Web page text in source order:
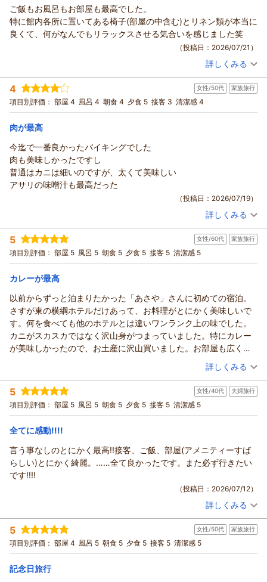
ありがとうございました。
（返信日：2026/07/22）
鬼怒川温泉 あさやからの返信
とも様
この度はご来館賜りまして、誠にありがとうございます。
ご滞在中はご快適にお過ごしいただけましたようで、何よりで
当館の空中庭園露天風呂は、鬼怒川温泉で最も高い場所にある
お風呂でございます。
初夏には新緑、秋には紅葉等、四季折々の景色もお楽しみいた
これからもより一層のサービス向上に努めて参ります。
とも様のまたのご来館を心よりお待ちしております。
ありがとうございました。
ご飯もお風呂もお部屋も最高でした。
特に館内各所に置いてある椅子(部屋の中含む)とリネン類が本当に
良くて、何がなんでもリラックスさせる気合いを感じました笑
（投稿日：2026/07/21）
投稿者： ねむり姫さん(女性/30代)
宿泊プラン： 【当館おすすめ】和・洋・中100種の豪華バイキング♪
和室
朝・夕
宿泊価格帯： 28,001～29,000円(大人一人あたり/税込)
ねむり姫様
この度はご来館賜りまして、誠にありがとうございます。
ご滞在中はご快適にお過ごしいただけましたようで、何よりで
何かございましたら、お気兼ねなくお申しつけいただければ幸
いに存じます。
これからもより良い宿作りのため、日々努力して参ります。
ねむり姫様のまたのご来館を心よりお待ちしております。
詳しくみる
4 女性/50代 家族旅行
項目別評価： 部屋 4 風呂 4 朝食 4 夕食 5 接客 3 清潔感 4
肉が最高
今迄で一番良かったバイキングでした
肉も美味しかったですし
普通はカニは細いのですが、太くて美味しい
アサリの味噌汁も最高だった
（投稿日：2026/07/19）
投稿者： みっちさん(女性/50代)
宿泊プラン： 【当館おすすめ】和・洋・中100種の豪華バイキング♪
和室
朝・夕
宿泊価格帯： 26,001～27,000円(大人一人あたり/税込)
みっち様
この度はご来館賜りまして、誠にありがとうございます。
お食事ではご満足いただけましたようで、何よりでございま
す。
しみいただけますよう和洋中100種をご用意しております。
心ゆくまでご堪能いただけましたら幸いです。
これからもより一層のサービス向上に努めて参ります。
みっち様のまたのご来館を心よりお待ちしております。
詳しくみる
5 女性/60代 家族旅行
項目別評価： 部屋 5 風呂 5 朝食 5 夕食 5 接客 5 清潔感 5
カレーが最高
以前からずっと泊まりたかった「あさや」さんに初めての宿泊。
さすが東の横綱ホテルだけあって、お料理がとにかく美味しいで
す。何を食べても他のホテルとは違いワンランク上の味でした。
カニがスカスカではなく沢山身がつまっていました。特にカレー
が美味しかったので、お土産に沢山買いました。お部屋も広く清
潔感があり申し分ないホテルです。屋上のお風呂も最高です。ま
（投稿日：2026/07/14）
宿泊時期： 2026年06月宿泊 (家族旅行)
投稿者： うさぎさん
宿泊プラン： 【当館おすすめ】和・洋・中100種の豪華バイキング♪≪～
2026年6月≫
和室 朝・夕
宿泊価格帯： 24,001～25,000円(大人一人あたり/税込)
鬼怒川温泉 あさやからの返信
うさぎ様
この度はご来館賜りまして、誠にありがとうございます。
数ある宿の中から当館をお選びいただけましたこと、大変光栄
ご滞在中はご快適にお過ごしいただけましたようで、何よりで
ございます。
ご滞在中何かご不便等はございませんでしたでしょうか。
何かございましたら、お気兼ねなくお申しつけいただければ幸
いに存じます。
詳しくみる
5 女性/40代 夫婦旅行
項目別評価： 部屋 5 風呂 5 朝食 5 夕食 5 接客 5 清潔感 5
全てに感動!!!!
言う事なしのとにかく最高!!接客、ご飯、部屋(アメニティーすば
らしい)とにかく綺麗。……全て良かったです。また必ず行きたい
です!!!!
（投稿日：2026/07/12）
投稿者： ゆーこさん(女性/40代)
宿泊プラン： 【当館おすすめ】和・洋・中100種の豪華バイキング♪≪2026
年7月～≫
和洋室 朝・夕
宿泊価格帯： 30,001円以上(大人一人あたり/税込)
詳しくみる
5 女性/50代 家族旅行
項目別評価： 部屋 4 風呂 5 朝食 5 夕食 5 接客 5 清潔感 5
記念日旅行